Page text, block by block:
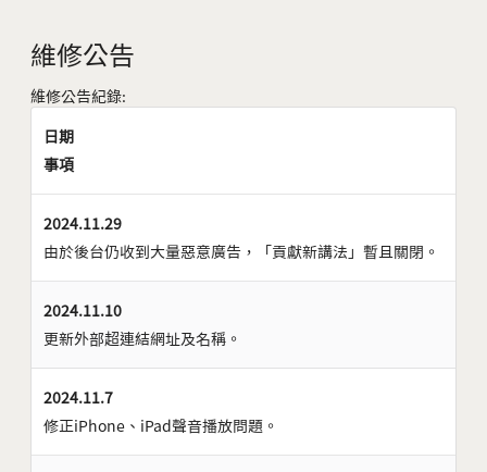
維修公告
維修公告紀錄:
日期
事項
2024.11.29
由於後台仍收到大量惡意廣告，「貢獻新講法」暫且關閉。
2024.11.10
更新外部超連結網址及名稱。
2024.11.7
修正iPhone、iPad聲音播放問題。